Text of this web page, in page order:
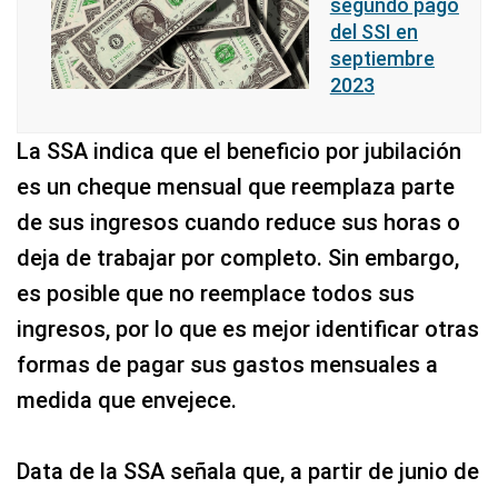
segundo pago
del SSI en
septiembre
2023
La SSA indica que el beneficio por jubilación
es un cheque mensual que reemplaza parte
de sus ingresos cuando reduce sus horas o
deja de trabajar por completo. Sin embargo,
es posible que no reemplace todos sus
ingresos, por lo que es mejor identificar otras
formas de pagar sus gastos mensuales a
medida que envejece.
Data de la SSA señala que, a partir de junio de